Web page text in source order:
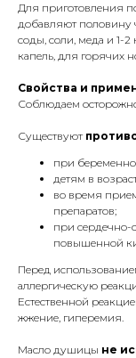
Для приготовления
добавляют половину
соды, соли, меда и 1-
капель, для горячих
Свойства и
Соблюдаем
Существуют
при
детям в
во время
препаратов;
при сердечно-
повышенной
Перед
аллергическую
Естественной
жжение, гиперемия.
Масло душицы не